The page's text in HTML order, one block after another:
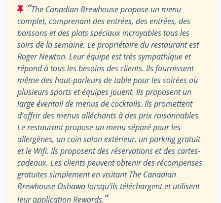
“The Canadian Brewhouse propose un menu
complet, comprenant des entrées, des entrées, des
boissons et des plats spéciaux incroyables tous les
soirs de la semaine. Le propriétaire du restaurant est
Roger Newton. Leur équipe est très sympathique et
répond à tous les besoins des clients. Ils fournissent
même des haut-parleurs de table pour les soirées où
plusieurs sports et équipes jouent. Ils proposent un
large éventail de menus de cocktails. Ils promettent
d’offrir des menus alléchants à des prix raisonnables.
Le restaurant propose un menu séparé pour les
allergènes, un coin salon extérieur, un parking gratuit
et le Wifi. Ils proposent des réservations et des cartes-
cadeaux. Les clients peuvent obtenir des récompenses
gratuites simplement en visitant The Canadian
Brewhouse Oshawa lorsqu’ils téléchargent et utilisent
leur application Rewards.”